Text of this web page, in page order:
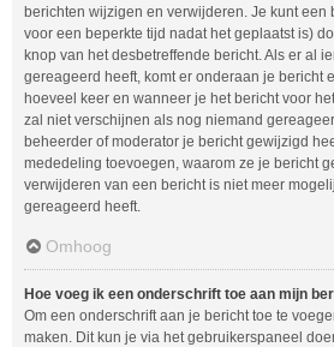
berichten wijzigen en verwijderen. Je kunt een
voor een beperkte tijd nadat het geplaatst is)
knop van het desbetreffende bericht. Als er al
gereageerd heeft, komt er onderaan je bericht
hoeveel keer en wanneer je het bericht voor
zal niet verschijnen als nog niemand
beheerder of moderator je bericht gewijzigd
mededeling toevoegen, waarom ze je bericht
verwijderen van een bericht is niet meer
gereageerd heeft.
Omhoog
Hoe voeg ik een onderschrift toe aan mijn
Om een onderschrift aan je bericht toe te
maken. Dit kun je via het gebruikerspaneel